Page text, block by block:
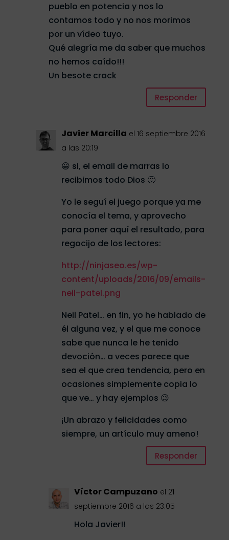
pueblo en potencia y nos lo
contamos todo y no nos morimos
por un vídeo tuyo.
Qué alegría me da saber que muchos
no hemos caído!!!
Un besote crack
Responder
Javier Marcilla el 16 septiembre 2016
a las 20:19
😀 si, el email de marras lo
recibimos todo Dios 🙂
Yo le seguí el juego porque ya me
conocía el tema, y aprovecho
para poner aquí el resultado, para
regocijo de los lectores:
http://ninjaseo.es/wp-
content/uploads/2016/09/emails-
neil-patel.png
Neil Patel… en fin, yo he hablado de
él alguna vez, y el que me conoce
sabe que nunca le he tenido
devoción… a veces parece que
sea el que crea tendencia, pero en
ocasiones simplemente copia lo
que ve… y hay ejemplos 😉
¡Un abrazo y felicidades como
siempre, un artículo muy ameno!
Responder
Víctor Campuzano el 21
septiembre 2016 a las 23:05
Hola Javier!!